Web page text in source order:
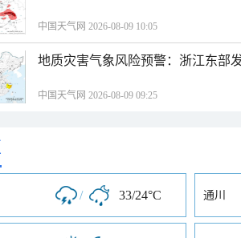
中国天气网 2026-08-09 10:05
地质灾害气象风险预警：浙江东部
中国天气网 2026-08-09 09:25
/ 33/24°C 通川